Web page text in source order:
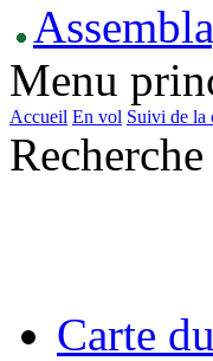
Menu
Accueil En vol Suivi de la
Recherche
Carte